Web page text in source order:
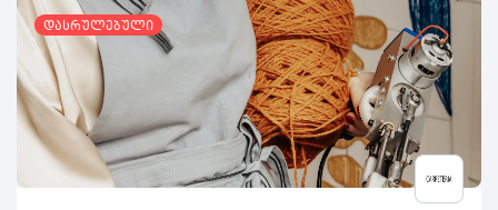
დასრულებული